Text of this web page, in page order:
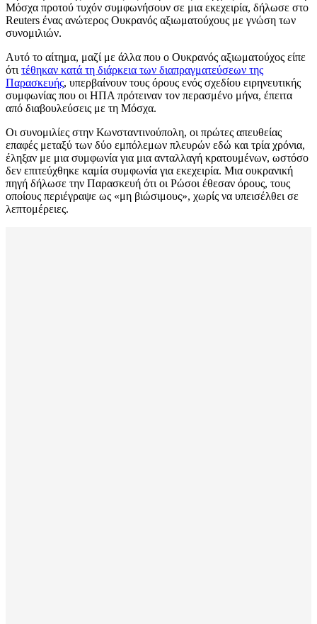
Μόσχα προτού τυχόν συμφωνήσουν σε μια εκεχειρία, δήλωσε στο
Reuters ένας ανώτερος Ουκρανός αξιωματούχους με γνώση των
συνομιλιών.
Αυτό το αίτημα, μαζί με άλλα που ο Ουκρανός αξιωματούχος είπε
ότι τέθηκαν κατά τη διάρκεια των διαπραγματεύσεων της
Παρασκευής, υπερβαίνουν τους όρους ενός σχεδίου ειρηνευτικής
συμφωνίας που οι ΗΠΑ πρότειναν τον περασμένο μήνα, έπειτα
από διαβουλεύσεις με τη Μόσχα.
Οι συνομιλίες στην Κωνσταντινούπολη, οι πρώτες απευθείας
επαφές μεταξύ των δύο εμπόλεμων πλευρών εδώ και τρία χρόνια,
έληξαν με μια συμφωνία για μια ανταλλαγή κρατουμένων, ωστόσο
δεν επιτεύχθηκε καμία συμφωνία για εκεχειρία. Μια ουκρανική
πηγή δήλωσε την Παρασκευή ότι οι Ρώσοι έθεσαν όρους, τους
οποίους περιέγραψε ως «μη βιώσιμους», χωρίς να υπεισέλθει σε
λεπτομέρειες.